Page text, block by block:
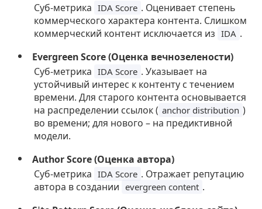
Суб-метрика IDA Score . Оценивает степень
коммерческого характера контента. Слишком
коммерческий контент исключается из IDA .
Evergreen Score (Оценка вечнозелености)
Суб-метрика IDA Score . Указывает на
устойчивый интерес к контенту с течением
времени. Для старого контента основывается
на распределении ссылок ( anchor distribution )
во времени; для нового – на предиктивной
модели.
Author Score (Оценка автора)
Суб-метрика IDA Score . Отражает репутацию
автора в создании evergreen content .